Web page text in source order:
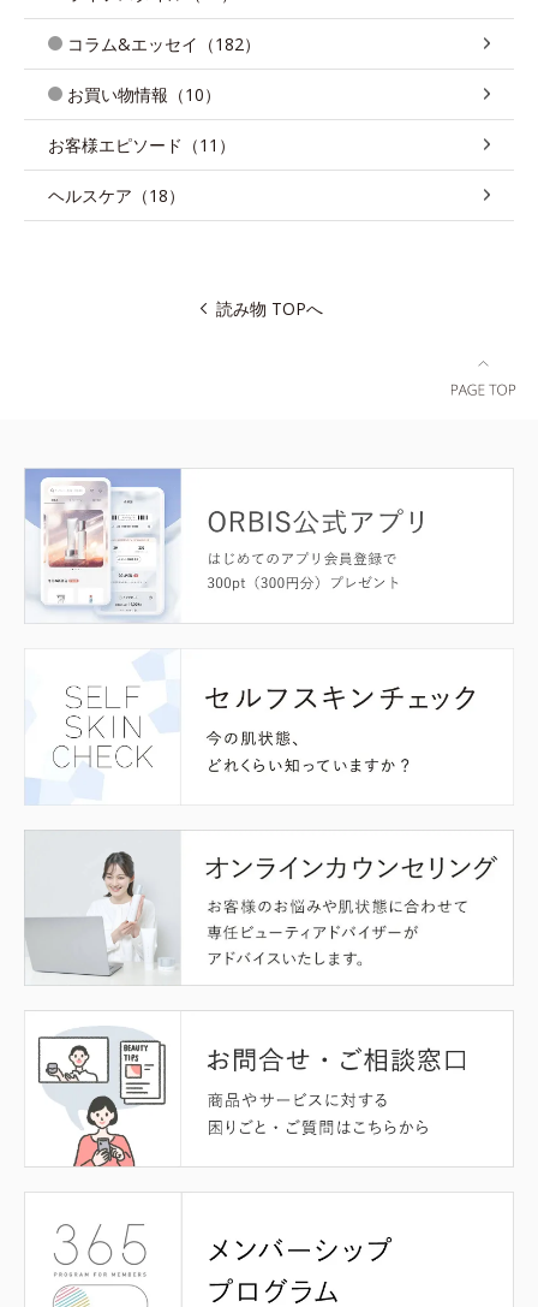
コラム&エッセイ（182）
お買い物情報（10）
お客様エピソード（11）
ヘルスケア（18）
読み物 TOPへ